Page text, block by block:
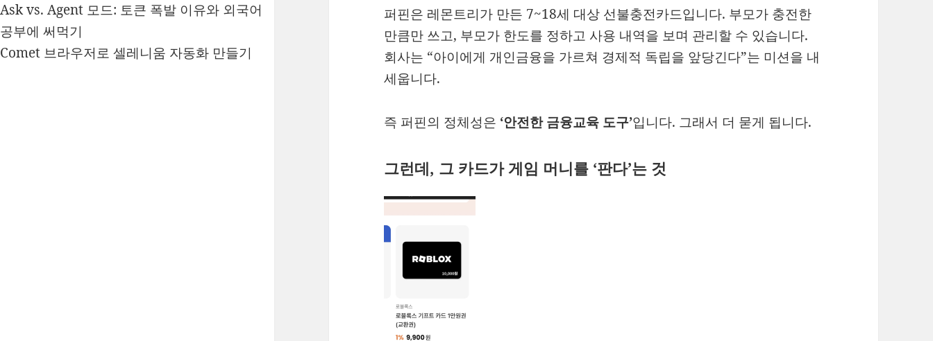
Ask vs. Agent 모드: 토큰 폭발 이유와 외국어
공부에 써먹기
Comet 브라우저로 셀레니움 자동화 만들기
퍼핀은 레몬트리가 만든 7~18세 대상 선불충전카드입니다. 부모가 충전한
만큼만 쓰고, 부모가 한도를 정하고 사용 내역을 보며 관리할 수 있습니다.
회사는 “아이에게 개인금융을 가르쳐 경제적 독립을 앞당긴다”는 미션을 내
세웁니다.
즉 퍼핀의 정체성은 ‘안전한 금융교육 도구’입니다. 그래서 더 묻게 됩니다.
그런데, 그 카드가 게임 머니를 ‘판다’는 것